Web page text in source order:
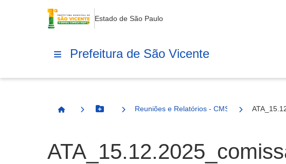
Estado de São Paulo
Prefeitura de São Vicente
Página InicialBotão Menu
Reuniões e Relatórios - CMS